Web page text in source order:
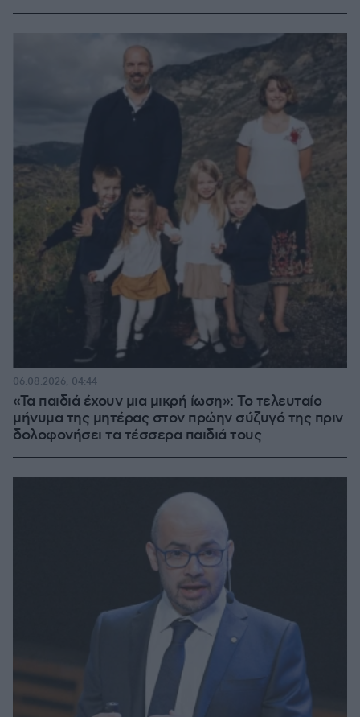
«Τα παιδιά έχουν μια μικρή ίωση»: Το τελευταίο
μήνυμα της μητέρας στον πρώην σύζυγό της πριν
δολοφονήσει τα τέσσερα παιδιά τους
06.08.2026, 04:44